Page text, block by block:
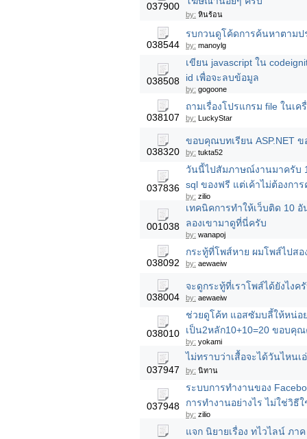
037900
by: หินร้อน
038544
รบกวนดูโค้ดการค้นหาตามป
by: manoylg
038508
เขียน javascript ใน
id เพื่อจะลบข้อมูล
by: gogoone
038107
ถามเรื่องโปรแกรม file ในเค
by: LuckyStar
038320
ขอบคุณบทเรียน ASP.NET ข
by: tukta52
037836
วันนี้ไปสัมภาษณ์งานมาครับ
sql ของฟรี แต่เค้าไม่ต้องกา
by: zilio
001038
เทคนิคการทำให้เว็บติด 10
ลองเขามาดูที่นี่ครับ
by: wanapoj
038092
กระทู้ที่โพส์หาย ผมโพส์ไปส
by: aewaeiw
038004
จะดูกระทู้ที่เราโพส์ได้ยังไง
by: aewaeiw
038010
ช่วยดูโค้ท แอสซัมบลี้ให้หน่อ
เป็น2หลัก10+10=20 ขอบคุ
by: yokami
037947
ไม่ทราบว่าเสื้อจะได้วันไหนเ
by: นิทาน
037948
ระบบการทำงานของ
การทำงานอย่างไร ไม่ใช่วิธี
by: zilio
แจก นิยายเรื่อง ทไวไลน์ ภา